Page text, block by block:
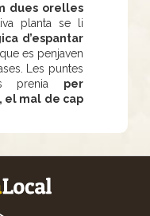
dues orelles
planta se li
d’espantar
es penjaven
Les puntes
prenia per
el mal de cap